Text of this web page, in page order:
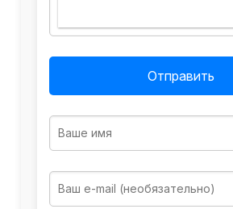
Отправить